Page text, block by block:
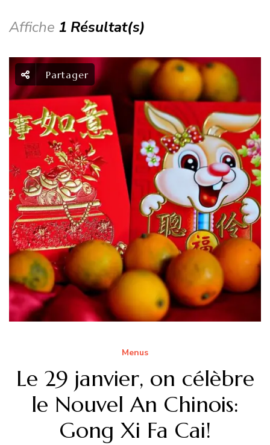
Affiche 1 Résultat(s)
Partager
Menus
Le 29 janvier, on célèbre
le Nouvel An Chinois:
Gong Xi Fa Cai!